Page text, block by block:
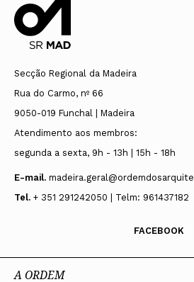
Secção Regional da Madeira
Rua do Carmo, nº 66
9050-019 Funchal | Madeira
Atendimento aos membros:
segunda a sexta, 9h - 13h | 15h - 18h
E-mail.
Tel. + 351 291242050 | Telm: 961437182
FACEBOOK
A ORDEM